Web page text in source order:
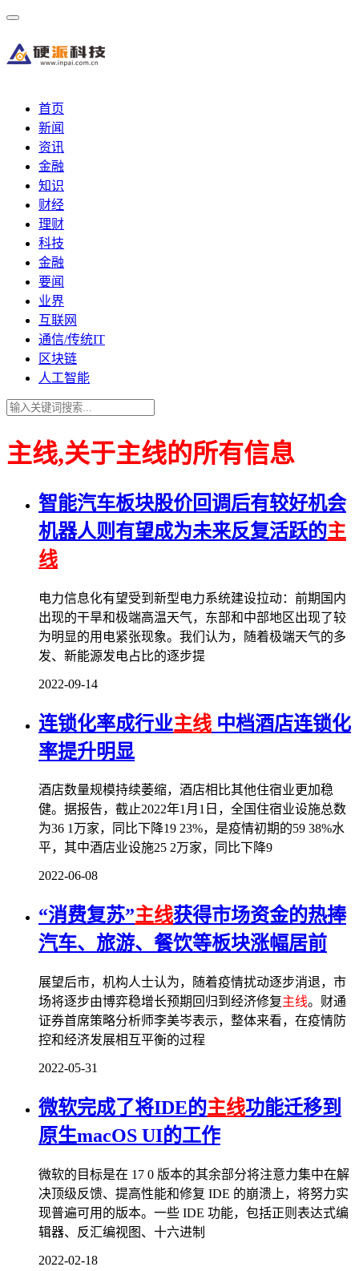
首页
新闻
资讯
金融
知识
财经
理财
科技
金融
要闻
业界
互联网
通信/传统IT
区块链
人工智能
主线,关于主线的所有信息
智能汽车板块股价回调后有较好机会
机器人则有望成为未来反复活跃的主
线
电力信息化有望受到新型电力系统建设拉动：前期国内
出现的干旱和极端高温天气，东部和中部地区出现了较
为明显的用电紧张现象。我们认为，随着极端天气的多
发、新能源发电占比的逐步提
2022-09-14
连锁化率成行业主线 中档酒店连锁化
率提升明显
酒店数量规模持续萎缩，酒店相比其他住宿业更加稳
健。据报告，截止2022年1月1日，全国住宿业设施总数
为36 1万家，同比下降19 23%，是疫情初期的59 38%水
平，其中酒店业设施25 2万家，同比下降9
2022-06-08
“消费复苏”主线获得市场资金的热捧
汽车、旅游、餐饮等板块涨幅居前
展望后市，机构人士认为，随着疫情扰动逐步消退，市
场将逐步由博弈稳增长预期回归到经济修复主线。财通
证券首席策略分析师李美岑表示，整体来看，在疫情防
控和经济发展相互平衡的过程
2022-05-31
微软完成了将IDE的主线功能迁移到
原生macOS UI的工作
微软的目标是在 17 0 版本的其余部分将注意力集中在解
决顶级反馈、提高性能和修复 IDE 的崩溃上，将努力实
现普遍可用的版本。一些 IDE 功能，包括正则表达式编
辑器、反汇编视图、十六进制
2022-02-18